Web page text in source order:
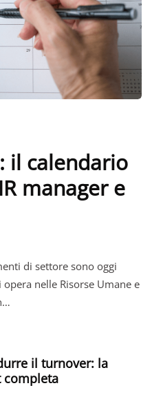
il calendario
manager e
di settore sono oggi
nelle Risorse Umane e
il turnover: la
completa